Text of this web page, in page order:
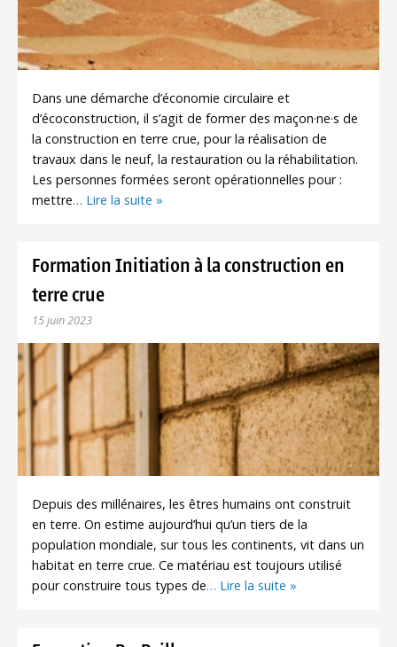
Dans une démarche d’économie circulaire et
d’écoconstruction, il s’agit de former des maçon·ne·s de
la construction en terre crue, pour la réalisation de
travaux dans le neuf, la restauration ou la réhabilitation.
Les personnes formées seront opérationnelles pour :
mettre… Lire la suite »
Formation Initiation à la construction en
terre crue
15 juin 2023
Depuis des millénaires, les êtres humains ont construit
en terre. On estime aujourd’hui qu’un tiers de la
population mondiale, sur tous les continents, vit dans un
habitat en terre crue. Ce matériau est toujours utilisé
pour construire tous types de… Lire la suite »